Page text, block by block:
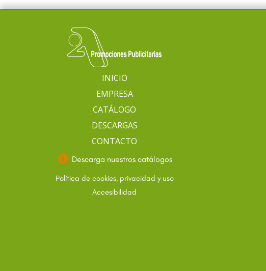
INICIO
EMPRESA
CATÁLOGO
DESCARGAS
CONTACTO
Descarga nuestros catálogos
Política de cookies, privacidad y uso
Accesibilidad